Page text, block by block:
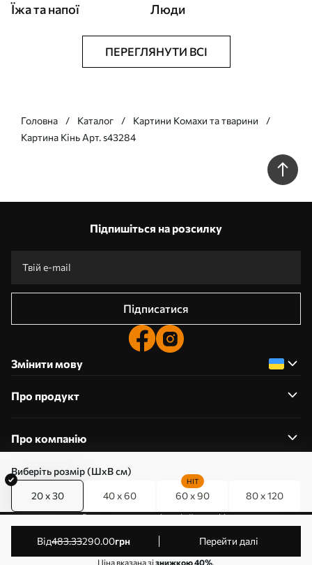
Виберіть розмір (ШхВ см)
20 x 30 40 x 60 60 x 90
HIT
80 x 120
від483.33290.00грн Перейти далі
Ціна вказана зізнижкою 40%.
Їжа та напої Люди
ПЕРЕГЛЯНУТИ ВСІ
Головна Каталог
Картини Комахи та тварини
Картина Кінь Арт. s43284
Підпишіться на розсилку
Підписатися
Змінити мову
Про продукт
Про компанію
0800357223
Редагування дозволів на файли cookie
© 2011-2026 Art-holst. Усі права захищені. Власник:
ТОВ “КЛЄВЄР”. Код ЄДРПОУ: 31780602.